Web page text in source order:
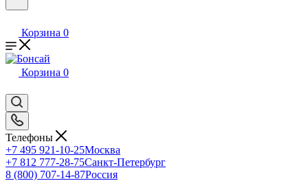
Корзина 0
Корзина 0
Телефоны
+7 495 921-10-25Москва
+7 812 777-28-75Санкт-Петербург
8 (800) 707-14-87Россия